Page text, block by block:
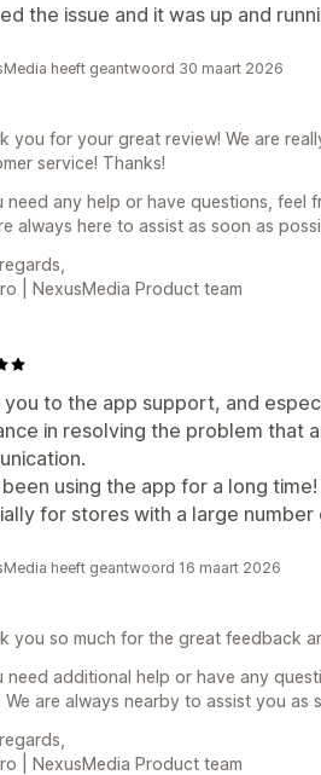
the issue and it was up and
heeft geantwoord 30 maart 2026
you for your great review! We are
service! Thanks!
need any help or have questions, feel
always here to assist as soon as
| NexusMedia Product team
you to the app support, and
in resolving the problem that
been using the app for a long
for stores with a large
heeft geantwoord 16 maart 2026
you so much for the great feedback
need additional help or have any
We are always nearby to assist you as
| NexusMedia Product team